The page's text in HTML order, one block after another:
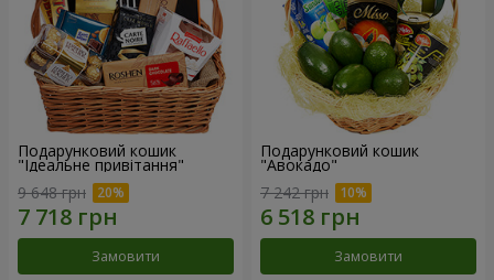
Подарунковий кошик
"Ідеальне привітання"
9 648 грн
Замовити
Подарунковий кошик
"Авокадо"
7 242 грн
Замовити